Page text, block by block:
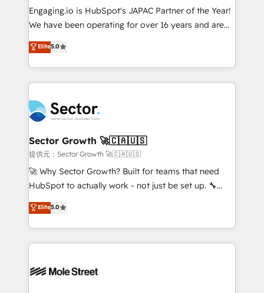
contratar e pagar a HubSpot em reais com nota
fiscal no Brasil e gerar economia de até 50% na
Oferecemos ainda agentes de IA especializados em
HubSpot que automatizam tarefas executam rotinas
empresas em 13 países utilizam a Nexforce. Somos
a maior parceira da HubSpot na América Latina e
líder no ranking global de sucesso do cliente da
HubSpot.
Engaging.io is HubSpot's JAPAC Partner of the Year!
We have been operating for over 16 years and are
one of HubSpot's most experienced and technically
capable Agency Partners globally. We specialise in
complex CRM migrations, implementations,
integrations, custom CMS portal development,
businesses. Our teams are based in North America
and APAC. We are HubSpot's top-ranked Advanced
Implementation Certified Partner and we contribute
to their advisory council. We strive to do 'good work
with good people' and have worked with incredible
brands. You can see some of them on our website,
Elite5.0
Sector Growth 🚀🇨🇦🇺🇸
提供元：Sector Growth 🚀🇨🇦🇺🇸
🚀 Why Sector Growth? Built for teams that need
HubSpot to actually work - not just be set up. 🔧
HubSpot Experts: Onboarding, migrations,
automation, and training built for adoption. ⚡ Highly
Technical Execution: ERP, EMR and Custom
Integrations; complex builds delivered in weeks, not
workflows; automation agents; process optimization
Elite5.0